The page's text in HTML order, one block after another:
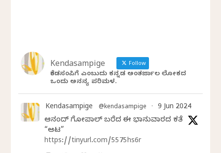
Kendasampige Follow
ಕೆಂಡಸಂಪಿಗೆ ಎಂಬುದು ಕನ್ನಡ ಅಂತರ್ಜಾಲ ಲೋಕದ
ಒಂದು ಅನನ್ಯ ಪರಿಮಳ.
Kendasampige @kendasampige · 9 Jun 2024
ಆನಂದ್‌ ಗೋಪಾಲ್‌ ಬರೆದ ಈ ಭಾನುವಾರದ ಕತೆ
“ಆಟ”
https://tinyurl.com/5575hs6r